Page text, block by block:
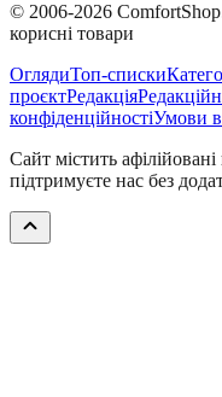
© 2006-2026
корисні товари
ОглядиТоп-списки
проєктРедакція
конфіденційностіУмови
Сайт містить
підтримуєте нас без